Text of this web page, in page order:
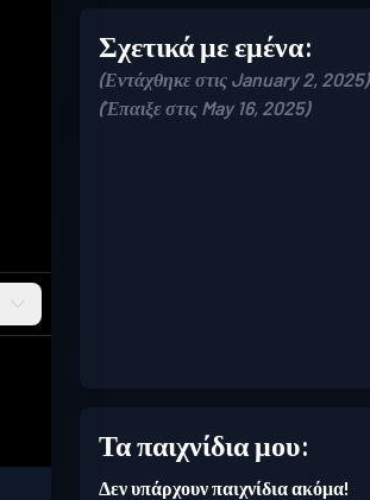
Σχετικά με εμένα:
(Εντάχθηκε στις January 2, 2025)
(Έπαιξε στις May 16, 2025)
Τα παιχνίδια μου:
Δεν υπάρχουν παιχνίδια ακόμα!